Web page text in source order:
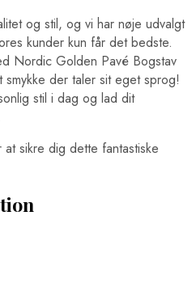
og stil, og vi har nøje udvalgt
kunder kun får det bedste.
Nordic Golden Pavé Bogstav
der taler sit eget sprog!
stil i dag og lad dit
sikre dig dette fantastiske